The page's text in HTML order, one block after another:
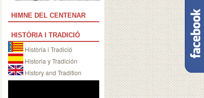
HIMNE DEL CENTENAR
HISTÒRIA I TRADICIÓ
Història i Tradició
Historia y Tradición
History and Tradition